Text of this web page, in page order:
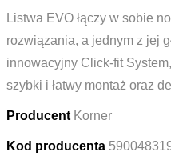
Listwa EVO łączy w sobie
rozwiązania, a jednym z jej
innowacyjny Click-fit
szybki i łatwy montaż oraz
Producent Korner
Kod producenta